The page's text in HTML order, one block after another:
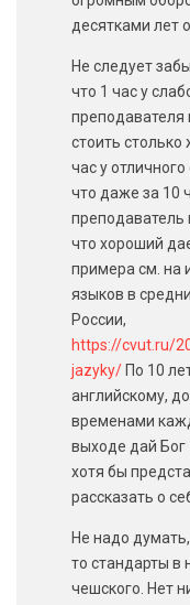
десятками лет
Не следует
что 1 час у
стоить столько
час у
что даже за 10
преподаватель
что хороший
примера см. на
языков в
России,
https://cvut.ru/
jazyky/ По 10
английскому,
временами
выходе дай Бог
хотя бы
рассказать о
Не надо
то стандарты в
чешского. Нет